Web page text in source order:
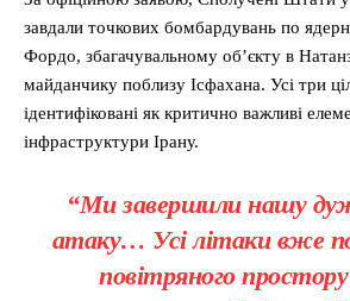
завдали точкових бомбардувань по
Фордо, збагачувальному об’єкту в
майданчику поблизу Ісфахана. Усі три
ідентифіковані як критично важливі
інфраструктури Ірану.
“Ми завершили нашу
атаку… Усі літаки вже
повітряного